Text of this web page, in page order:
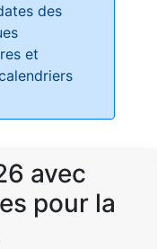
des
et
avec
pour la